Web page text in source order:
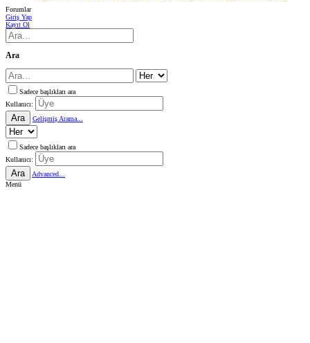
Forumlar
Giriş Yap
Kayıt Ol
Ara
Sadece başlıkları ara
Kullanıcı:
Ara Gelişmiş Arama...
Sadece başlıkları ara
Kullanıcı:
Ara
Advanced...
Menü